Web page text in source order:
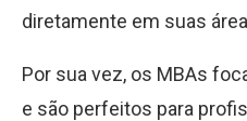
diretamente em suas
Por sua vez, os MBAs
e são perfeitos para